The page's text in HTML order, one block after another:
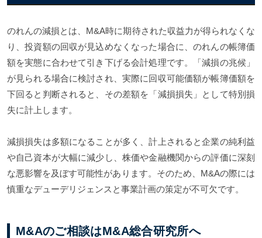
のれんの減損とは、M&A時に期待された収益力が得られなくな
り、投資額の回収が見込めなくなった場合に、のれんの帳簿価
額を実態に合わせて引き下げる会計処理です。「減損の兆候」
が見られる場合に検討され、実際に回収可能価額が帳簿価額を
下回ると判断されると、その差額を「減損損失」として特別損
失に計上します。
減損損失は多額になることが多く、計上されると企業の純利益
や自己資本が大幅に減少し、株価や金融機関からの評価に深刻
な悪影響を及ぼす可能性があります。そのため、M&Aの際には
慎重なデューデリジェンスと事業計画の策定が不可欠です。
M&Aのご相談はM&A総合研究所へ